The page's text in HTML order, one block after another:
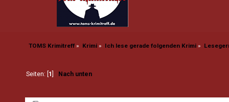
TOMS Krimitreff» Krimi» Ich lese gerade folgenden Krimi»
Seiten: [ 1 Nach unten